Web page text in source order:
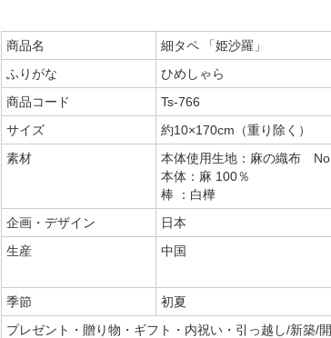
商品名
細タペ 「姫沙羅」
ふりがな
ひめしゃら
商品コード
Ts-766
サイズ
約10×170cm（重り除く）
素材
本体使用生地：麻の織布
本体：麻 100％
棒 ：白樺
企画・デザイン
日本
生産
中国
季節
初夏
プレゼント・贈り物・ギフト・内祝い・引っ越し/新築/